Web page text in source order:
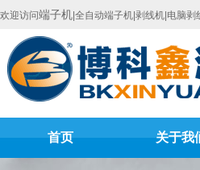
欢迎访问端子机 |全自动端子机|剥线机|电脑
首页 关于我